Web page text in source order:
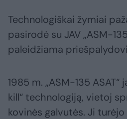
Technologiškai žymiai
pasirodė su JAV „ASM-
paleidžiama
1985 m. „ASM-135
kill“ technologiją, vietoj
kovinės galvutės. Ji